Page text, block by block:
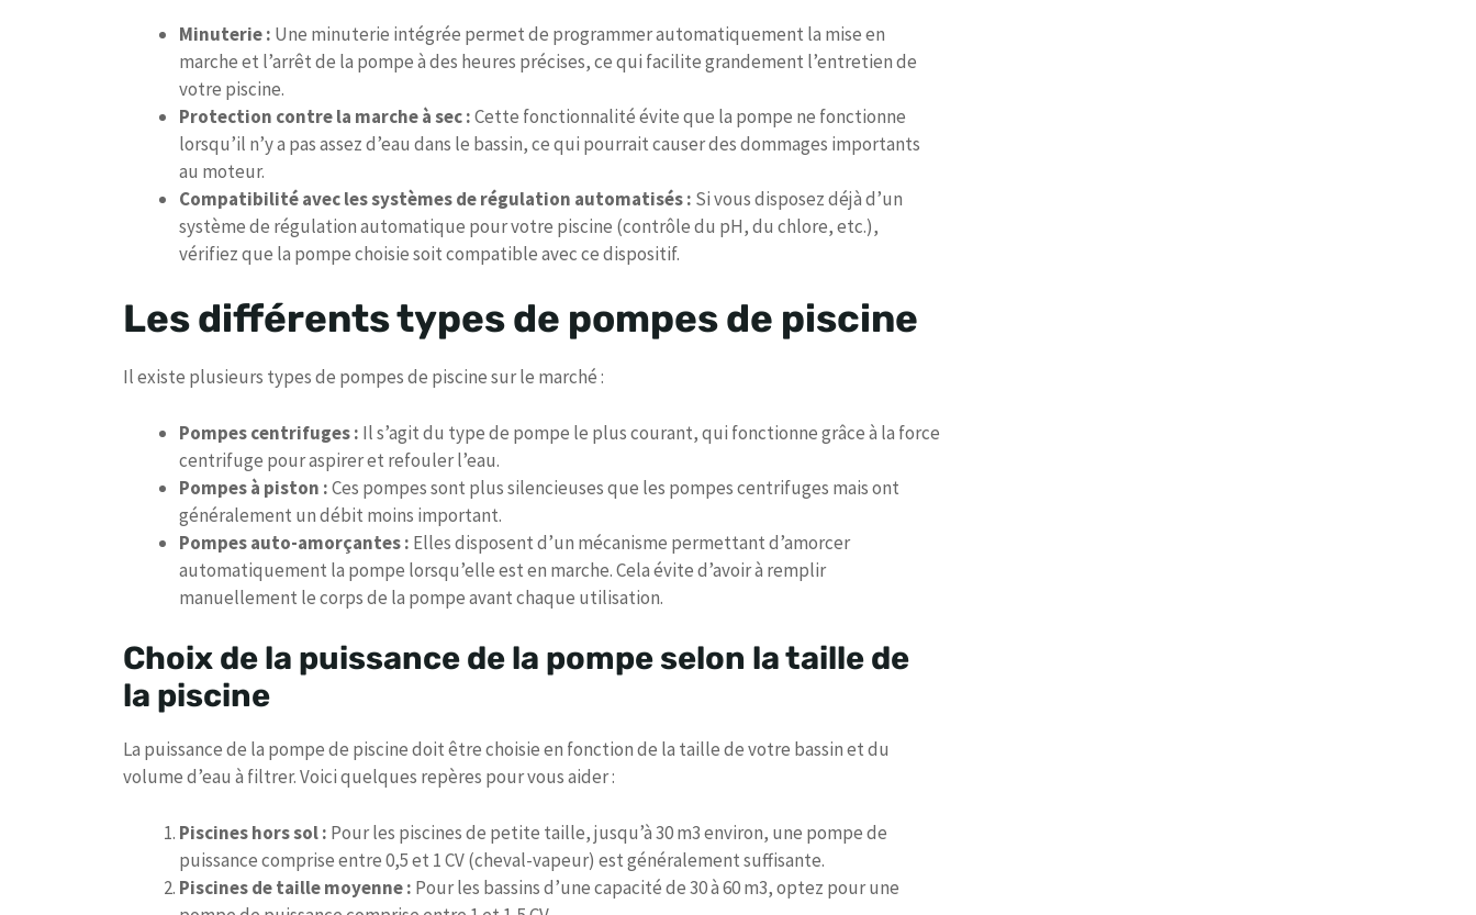
Minuterie : Une minuterie intégrée permet de programmer automatiquement la mise en
marche et l’arrêt de la pompe à des heures précises, ce qui facilite grandement l’entretien de
votre piscine.
Protection contre la marche à sec :Cette fonctionnalité évite que la pompe ne fonctionne
lorsqu’il n’y a pas assez d’eau dans le bassin, ce qui pourrait causer des dommages importants
au moteur.
Compatibilité avec les systèmes de régulation automatisés : Si vous disposez déjà d’un
système de régulation automatique pour votre piscine (contrôle du pH, du chlore, etc.),
vérifiez que la pompe choisie soit compatible avec ce dispositif.
Les différents types de pompes de piscine
Il existe plusieurs types de pompes de piscine sur le marché :
Pompes centrifuges : Il s’agit du type de pompe le plus courant, qui fonctionne grâce à la force
centrifuge pour aspirer et refouler l’eau.
Pompes à piston :Ces pompes sont plus silencieuses que les pompes centrifuges mais ont
généralement un débit moins important.
Pompes auto-amorçantes : Elles disposent d’un mécanisme permettant d’amorcer
automatiquement la pompe lorsqu’elle est en marche. Cela évite d’avoir à remplir
manuellement le corps de la pompe avant chaque utilisation.
Choix de la puissance de la pompe selon la taille de
la piscine
La puissance de la pompe de piscine doit être choisie en fonction de la taille de votre bassin et du
volume d’eau à filtrer. Voici quelques repères pour vous aider :
Piscines hors sol : Pour les piscines de petite taille, jusqu’à 30 m3 environ, une pompe de
puissance comprise entre 0,5 et 1 CV (cheval-vapeur) est généralement suffisante.
Piscines de taille moyenne : Pour les bassins d’une capacité de 30 à 60 m3, optez pour une